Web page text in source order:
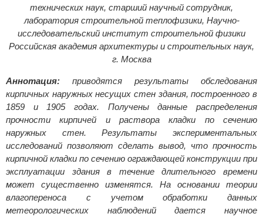
технических наук, старший научный сотрудник,
лаборатория строительной теплофизики, Научно-
исследовательский институт строительной физики
Российская академия архитектуры и строительных наук,
г. Москва
Аннотация: приводятся результаты обследования
кирпичных наружных несущих стен здания, построенного в
1859 и 1905 годах. Получены данные распределения
прочности кирпичей и раствора кладки по сечению
наружных стен. Результаты экспериментальных
исследований позволяют сделать вывод, что прочность
кирпичной кладки по сечению ограждающей конструкции при
эксплуатации здания в течение длительного времени
может существенно изменятся. На основании теории
влагопереноса с учетом обработки данных
метеорологических наблюдений дается научное